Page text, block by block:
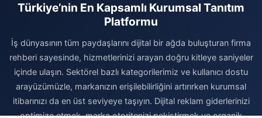
Türkiye’nin En Kapsamlı Kurumsal Tanıtım
Platformu
İş dünyasının tüm paydaşlarını dijital bir ağda buluşturan firma
rehberi sayesinde, hizmetlerinizi arayan doğru kitleye saniyeler
içinde ulaşın. Sektörel bazlı kategorilerimiz ve kullanıcı dostu
arayüzümüzle, markanızın erişilebilirliğini artırırken kurumsal
itibarınızı da en üst seviyeye taşıyın. Dijital reklam giderlerinizi
optimize etmek, marka otoritenizi pekiştirmek ve organik